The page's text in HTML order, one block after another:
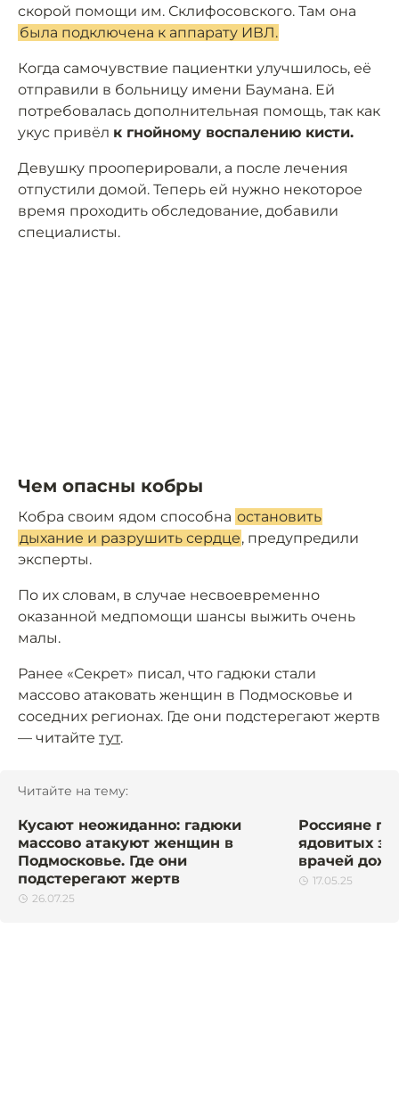
скорой помощи им. Склифосовского. Там она
была подключена к аппарату ИВЛ.
Когда самочувствие пациентки улучшилось, её
отправили в больницу имени Баумана. Ей
потребовалась дополнительная помощь, так как
укус привёл к гнойному воспалению кисти.
Девушку прооперировали, а после лечения
отпустили домой. Теперь ей нужно некоторое
время проходить обследование, добавили
специалисты.
Чем опасны кобры
Кобра своим ядом способна остановить
дыхание и разрушить сердце, предупредили
эксперты.
По их словам, в случае несвоевременно
оказанной медпомощи шансы выжить очень
малы.
Ранее «Секрет» писал, что гадюки стали
массово атаковать женщин в Подмосковье и
соседних регионах. Где они подстерегают жертв
— читайте тут.
Читайте на тему:
Кусают неожиданно: гадюки
массово атакуют женщин в
Подмосковье. Где они
подстерегают жертв
26.07.25
Россияне
ядовитых
врачей
17.05.25